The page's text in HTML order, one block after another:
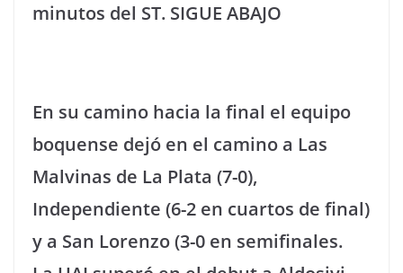
minutos del ST. SIGUE ABAJO
En su camino hacia la final el equipo
boquense dejó en el camino a Las
Malvinas de La Plata (7-0),
Independiente (6-2 en cuartos de final)
y a San Lorenzo (3-0 en semifinales.